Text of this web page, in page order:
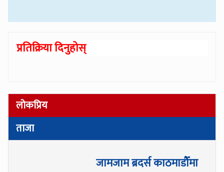
प्रतिक्रिया दिनुहोस्
लोकप्रिय
ताजा
जामजाम ब्रदर्स काठमाडौँमा